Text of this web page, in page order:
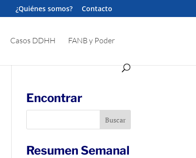
¿Quiénes somos? Contacto
Casos DDHH FANB y Poder
Encontrar
Resumen Semanal